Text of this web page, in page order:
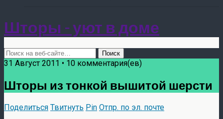
Шторы - уют в доме
31 Август 2011 • 10 комментария(ев)
Шторы из тонкой вышитой шерсти
Поделиться Твитнуть Pin Отпр. по эл. почте